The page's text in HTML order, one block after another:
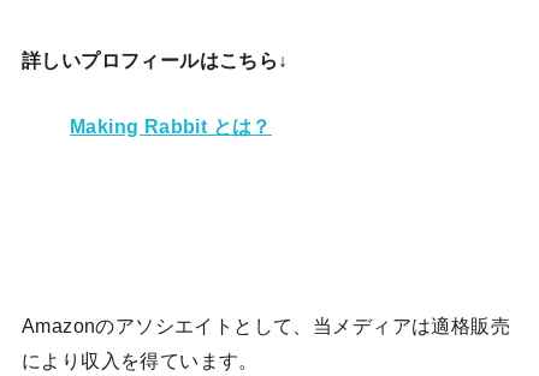
詳しいプロフィールはこちら↓
Making Rabbit とは？
Amazonのアソシエイトとして、当メディアは適格販売
により収入を得ています。